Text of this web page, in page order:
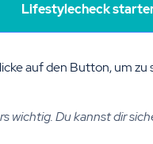
Lifestylecheck
auf den Button, um zu
Du kannst dir